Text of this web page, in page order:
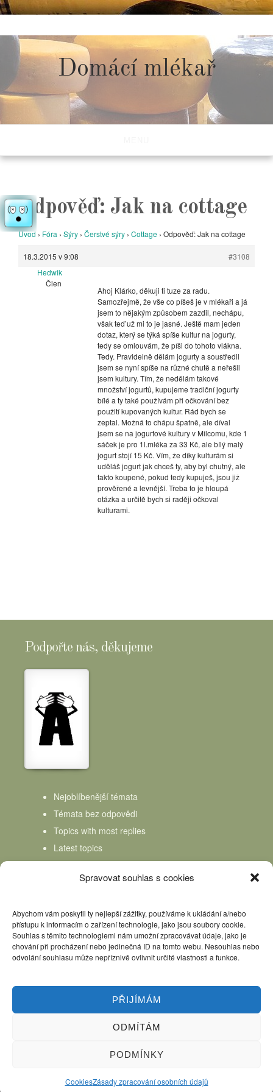
Spravovat souhlas s cookies
Abychom vám poskytli ty nejlepší zážitky, používáme k ukládání a/nebo
přístupu k informacím o zařízení technologie, jako jsou soubory cookie.
Souhlas s těmito technologiemi nám umožní zpracovávat údaje, jako je
chování při procházení nebo jedinečná ID na tomto webu. Nesouhlas nebo
odvolání souhlasu může nepříznivě ovlivnit určité vlastnosti a funkce.
PŘIJÍMÁM
ODMÍTÁM
PODMÍNKY
CookiesZásady zpracování osobních údajů
to
content
Domácí mlékař
Odpověď: Jak na cottage
Úvod › Fóra › Sýry › Čerstvé sýry › Cottage › Odpověď: Jak na cottage
18.3.2015 v 9:08
#3108
Hedwik
Člen
Ahoj Klárko, děkuji ti tuze za radu.
Samozřejmě, že vše co píšeš je v mlékaři a já
jsem to nějakým způsobem zazdil, nechápu,
však teď už mi to je jasné. Ještě mam jeden
dotaz, který se týká spíše kultur na jogurty,
tedy se omlouvám, že píši do tohoto vlákna.
Tedy. Pravidelně dělám jogurty a soustředil
jsem se nyní spíše na různé chutě a neřešil
jsem kultury. Tím, že nedělám takové
množství jogurtů, kupujeme tradiční jogurty
bílé a ty také používám při očkování bez
použití kupovaných kultur. Rád bych se
zeptal. Možná to chápu špatně, ale díval
jsem se na jogurtové kultury v Milcomu, kde 1
sáček je pro 1l.mléka za 33 Kč, ale bílý malý
jogurt stojí 15 Kč. Vím, že díky kulturám si
uděláš jogurt jak chceš ty, aby byl chutný, ale
takto koupené, pokud tedy kupuješ, jsou již
prověřené a levnější. Třeba to je hloupá
otázka a určitě bych si raději očkoval
kulturami.
Podpořte nás, děkujeme
Nejoblíbenější témata
Témata bez odpovědi
Topics with most replies
Latest topics
Topics Freshness
Kniha Domácí mlékař Nápověda